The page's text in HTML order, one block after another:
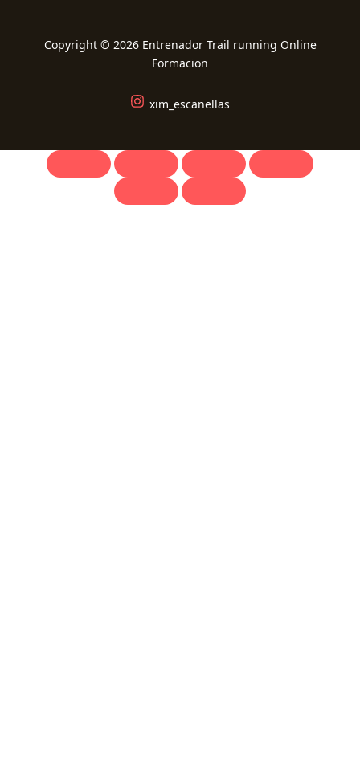
Copyright © 2026 Entrenador Trail running Online
Formacion
xim_escanellas